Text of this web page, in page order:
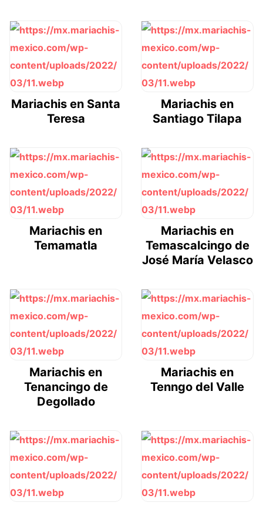
Mariachis en Santa
Teresa
Mariachis en
Santiago Tilapa
Mariachis en
Temamatla
Mariachis en
Temascalcingo de
José María Velasco
Mariachis en
Tenancingo de
Degollado
Mariachis en
Tenngo del Valle